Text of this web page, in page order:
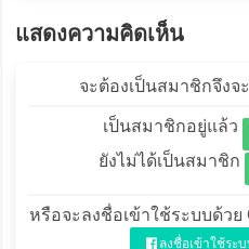
แสดงความคิดเห็น
จะต้องเป็นสมาชิกจึง
เป็นสมาชิกอยู่แล้ว
ยังไม่ได้เป็นสมาชิก
หรือจะลงชื่อเข้าใช้ระบบด้วย
ลงชื่อเข้าใช้ระ